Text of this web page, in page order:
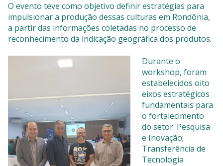
O evento teve como objetivo definir estratégias para
impulsionar a produção dessas culturas em Rondônia,
a partir das informações coletadas no processo de
reconhecimento da indicação geográfica dos produtos.
Durante o
workshop, foram
estabelecidos oito
eixos estratégicos
fundamentais para
o fortalecimento
do setor: Pesquisa
e Inovação;
Transferência de
Tecnologia